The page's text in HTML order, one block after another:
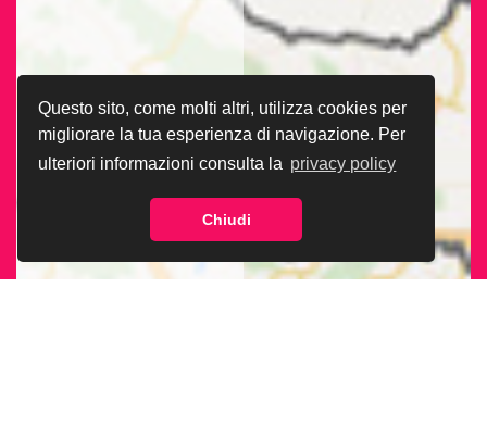
Questo sito, come molti altri, utilizza cookies per
migliorare la tua esperienza di navigazione. Per
ulteriori informazioni consulta la privacy policy
Chiudi